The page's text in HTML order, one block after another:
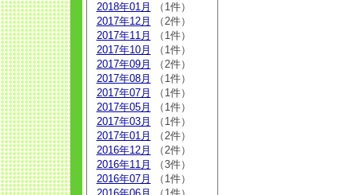
2018年01月
（1件）
2017年12月
（2件）
2017年11月
（1件）
2017年10月
（1件）
2017年09月
（2件）
2017年08月
（1件）
2017年07月
（1件）
2017年05月
（1件）
2017年03月
（1件）
2017年01月
（2件）
2016年12月
（2件）
2016年11月
（3件）
2016年07月
（1件）